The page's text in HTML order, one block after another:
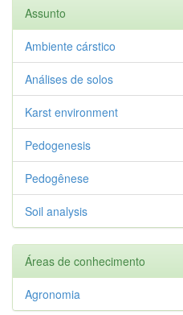
Assunto
Ambiente cárstico
Análises de solos
Karst environment
Pedogenesis
Pedogênese
Soil analysis
Áreas de conhecimento
Agronomia